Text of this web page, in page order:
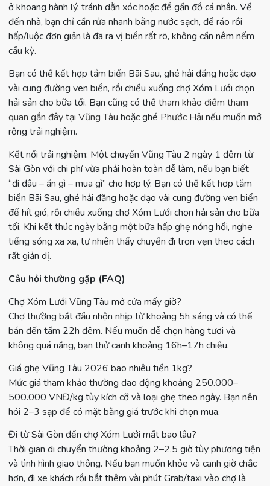
ở khoang hành lý, tránh dằn xóc hoặc để gần đồ cá nhân. Về
đến nhà, bạn chỉ cần rửa nhanh bằng nước sạch, để ráo rồi
hấp/luộc đơn giản là đã ra vị biển rất rõ, không cần nêm nếm
cầu kỳ.
Bạn có thể kết hợp tắm biển Bãi Sau, ghé hải đăng hoặc dạo
vài cung đường ven biển, rồi chiều xuống chợ Xóm Lưới chọn
hải sản cho bữa tối. Bạn cũng có thể tham khảo điểm tham
quan gần đây tại Vũng Tàu hoặc ghé Phước Hải nếu muốn mở
rộng trải nghiệm.
Kết nối trải nghiệm: Một chuyến Vũng Tàu 2 ngày 1 đêm từ
Sài Gòn với chi phí vừa phải hoàn toàn dễ làm, nếu bạn biết
“đi đâu – ăn gì – mua gì” cho hợp lý. Bạn có thể kết hợp tắm
biển Bãi Sau, ghé hải đăng hoặc dạo vài cung đường ven biển
để hít gió, rồi chiều xuống chợ Xóm Lưới chọn hải sản cho bữa
tối. Khi kết thúc ngày bằng một bữa hấp ghẹ nóng hổi, nghe
tiếng sóng xa xa, tự nhiên thấy chuyến đi trọn vẹn theo cách
rất giản dị.
Câu hỏi thường gặp (FAQ)
Chợ Xóm Lưới Vũng Tàu mở cửa mấy giờ?
Chợ thường bắt đầu nhộn nhịp từ khoảng 5h sáng và có thể
bán đến tầm 22h đêm. Nếu muốn dễ chọn hàng tươi và
không quá nắng, bạn thử canh khoảng 16h–17h chiều.
Giá ghẹ Vũng Tàu 2026 bao nhiêu tiền 1kg?
Mức giá tham khảo thường dao động khoảng 250.000–
500.000 VNĐ/kg tùy kích cỡ và loại ghẹ theo ngày. Bạn nên
hỏi 2–3 sạp để có mặt bằng giá trước khi chọn mua.
Đi từ Sài Gòn đến chợ Xóm Lưới mất bao lâu?
Thời gian di chuyển thường khoảng 2–2,5 giờ tùy phương tiện
và tình hình giao thông. Nếu bạn muốn khỏe và canh giờ chắc
hơn, đi xe khách rồi bắt thêm vài phút Grab/taxi vào chợ là